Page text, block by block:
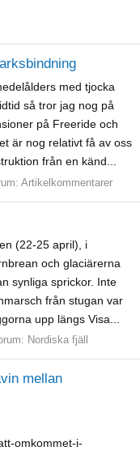
med tjocka
så tror jag nog på
på Freeride och
är nog relativt få av oss
från en känd...
Artikelkommentarer
(22-25 april), i
och glaciärerna
synliga sprickor. Inte
från stugan var
upp längs Visa...
Nordiska fjäll
mellan
omkommet-i-